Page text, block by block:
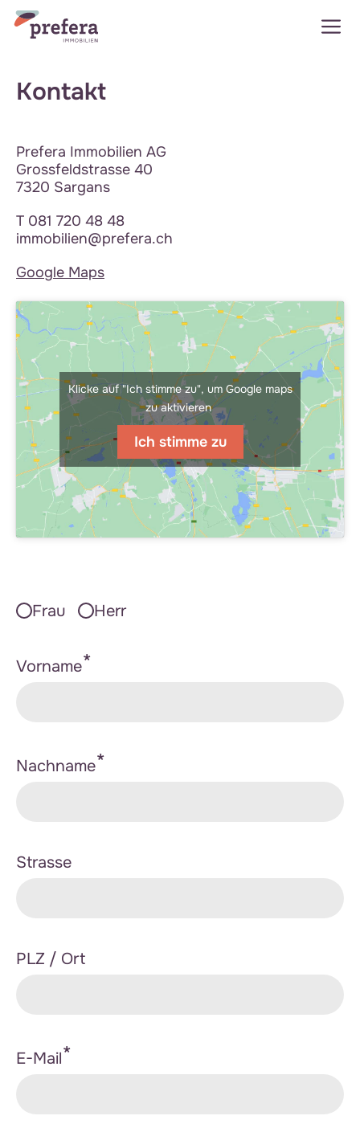
Zum
Inhalt
springen
Kontakt
Prefera Immobilien AG
Grossfeldstrasse 40
7320 Sargans
T 081 720 48 48
immobilien@prefera.ch
Google Maps
Klicke auf "Ich stimme zu", um Google maps
zu aktivieren
Ich stimme zu
Untitled *
Frau Herr
Vorname*
Nachname*
Strasse
PLZ / Ort
E-Mail*